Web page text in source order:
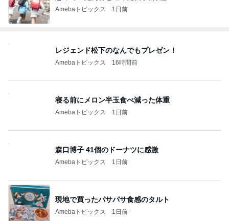
Amebaトピックス 1日前
レジェンド松下のなんでもプレゼン！
Amebaトピックス 16時間前
寝る前にメロン半玉食べ減った体重
Amebaトピックス 1日前
森口博子 41個のドーナツに感激
Amebaトピックス 1日前
現地で買ったパサパサ食感のタルト
Amebaトピックス 1日前